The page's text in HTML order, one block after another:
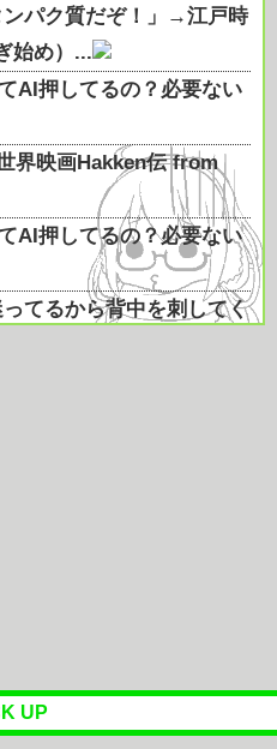
パク質だぞ！」→江戸時
始め）...
AI押してるの？必要ない
界映画Hakken伝 from
AI押してるの？必要ない
てるから背中を刺してく
UP